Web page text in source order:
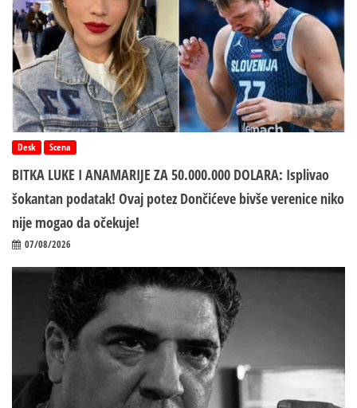
Desk Scena
BITKA LUKE I ANAMARIJE ZA 50.000.000 DOLARA: Isplivao
šokantan podatak! Ovaj potez Dončićeve bivše verenice niko
nije mogao da očekuje!
07/08/2026